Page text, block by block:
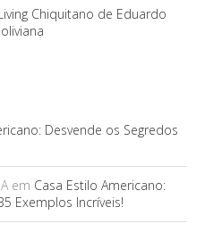
Chiquitano de Eduardo
Desvende os Segredos
em Casa Estilo Americano:
Exemplos Incríveis!